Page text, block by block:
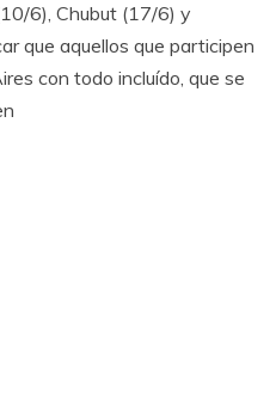
6), Chubut (17/6) y
que aquellos que participen
con todo incluído, que se